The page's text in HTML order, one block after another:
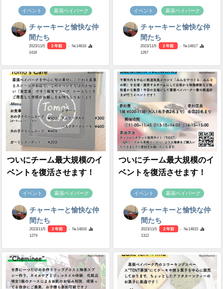
イベント 幕張ベイパーク
チャーキーと愉快な仲
間たち
2023/11/5 2 年前
- №14818
1418
イベント 幕張ベイパーク
チャーキーと愉快な仲
間たち
2023/11/5 2 年前
- №14817
1267
ついにチーム最大規模のイ
ベントを復活させます！
イベント 幕張ベイパーク
チャーキーと愉快な仲
間たち
2023/11/5 2 年前
- №14816
1274
ついにチーム最大規模のイ
ベントを復活させます！
イベント 幕張ベイパーク
チャーキーと愉快な仲
間たち
2023/11/5 2 年前
- №14815
1312